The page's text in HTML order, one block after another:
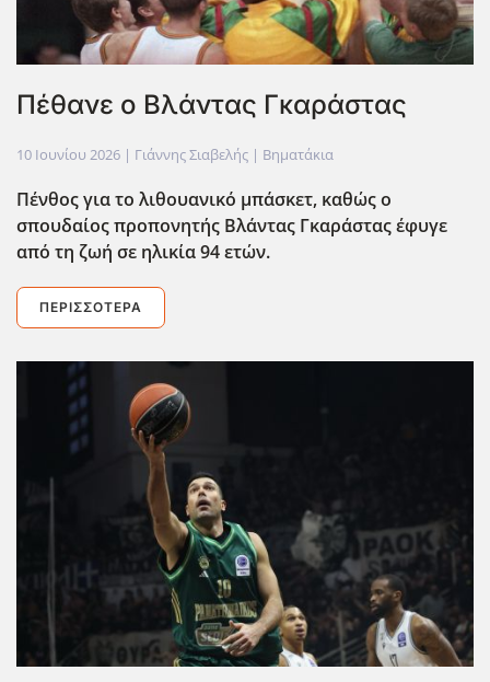
Πέθανε ο Βλάντας Γκαράστας
10 Ιουνίου 2026 | Γιάννης Σιαβελής | Βηματάκια
Πένθος για το λιθουανικό μπάσκετ, καθώς ο
σπουδαίος προπονητής Βλάντας Γκαράστας έφυγε
από τη ζωή σε ηλικία 94 ετών.
ΠΕΡΙΣΣΌΤΕΡΑ